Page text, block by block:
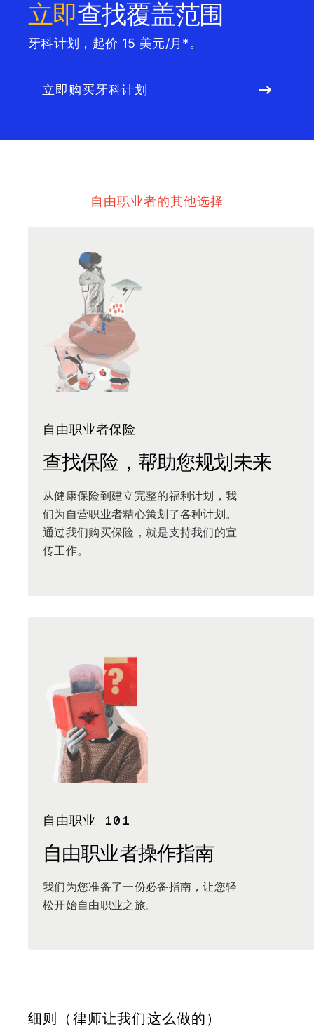
宣传
法律咨询处
关于我们
捐赠
登录
立即查找覆盖范围
牙科计划，起价 15 美元/月*。
立即购买牙科计划
自由职业者的其他选择
自由职业者保险
查找保险，帮助您规划未来
从健康保险到建立完整的福利计划，我
们为自营职业者精心策划了各种计划。
通过我们购买保险，就是支持我们的宣
传工作。
自由职业 101
自由职业者操作指南
我们为您准备了一份必备指南，让您轻
松开始自由职业之旅。
细则（律师让我们这么做的）